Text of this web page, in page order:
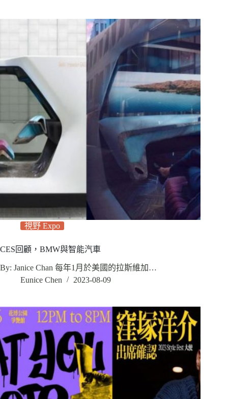
視野 Expo
CES回顧，BMW與智能汽車
By: Janice Chan 每年1月於美國的拉斯維加…
Eunice Chen
2023-08-09